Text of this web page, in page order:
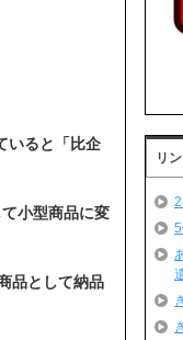
いると「比企
小型商品に変
品として納品
リ